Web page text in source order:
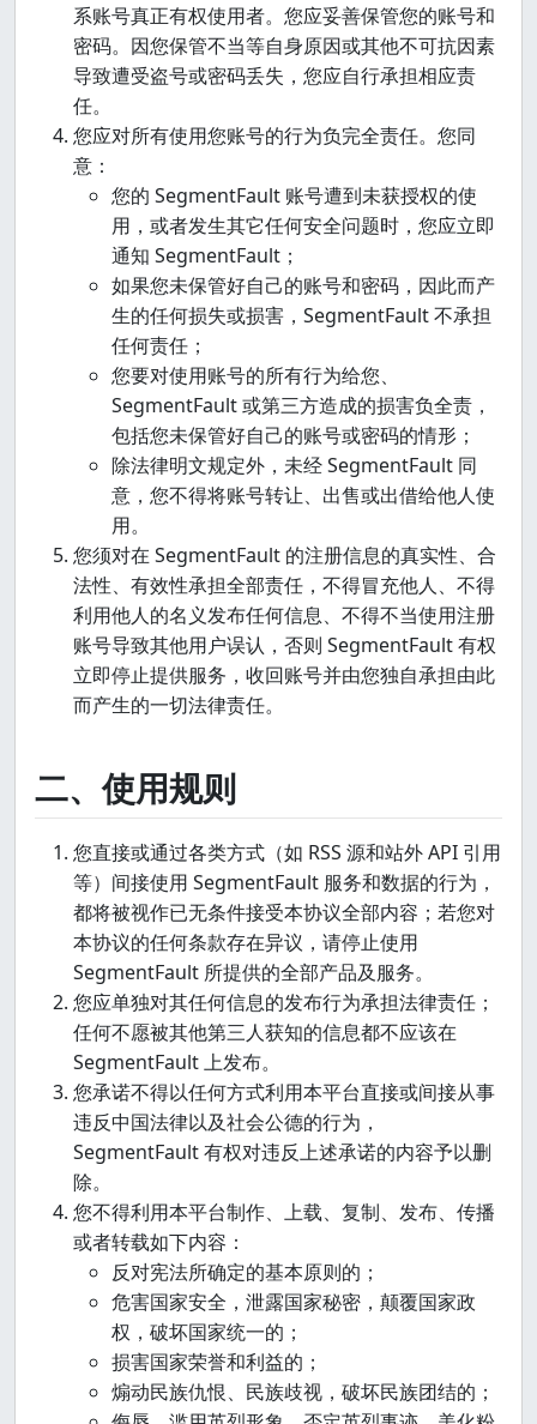
系账号真正有权使用者。您应妥善保管您的账号和
密码。因您保管不当等自身原因或其他不可抗因素
导致遭受盗号或密码丢失，您应自行承担相应责
任。
您应对所有使用您账号的行为负完全责任。您同
意：
您的 SegmentFault 账号遭到未获授权的使
用，或者发生其它任何安全问题时，您应立即
通知 SegmentFault；
如果您未保管好自己的账号和密码，因此而产
生的任何损失或损害，SegmentFault 不承担
任何责任；
您要对使用账号的所有行为给您、
SegmentFault 或第三方造成的损害负全责，
包括您未保管好自己的账号或密码的情形；
除法律明文规定外，未经 SegmentFault 同
意，您不得将账号转让、出售或出借给他人使
用。
您须对在 SegmentFault 的注册信息的真实性、合
法性、有效性承担全部责任，不得冒充他人、不得
利用他人的名义发布任何信息、不得不当使用注册
账号导致其他用户误认，否则 SegmentFault 有权
立即停止提供服务，收回账号并由您独自承担由此
而产生的一切法律责任。
二、使用规则
您直接或通过各类方式（如 RSS 源和站外 API 引用
等）间接使用 SegmentFault 服务和数据的行为，
都将被视作已无条件接受本协议全部内容；若您对
本协议的任何条款存在异议，请停止使用
SegmentFault 所提供的全部产品及服务。
您应单独对其任何信息的发布行为承担法律责任；
任何不愿被其他第三人获知的信息都不应该在
SegmentFault 上发布。
您承诺不得以任何方式利用本平台直接或间接从事
违反中国法律以及社会公德的行为，
SegmentFault 有权对违反上述承诺的内容予以删
除。
您不得利用本平台制作、上载、复制、发布、传播
或者转载如下内容：
反对宪法所确定的基本原则的；
危害国家安全，泄露国家秘密，颠覆国家政
权，破坏国家统一的；
损害国家荣誉和利益的；
煽动民族仇恨、民族歧视，破坏民族团结的；